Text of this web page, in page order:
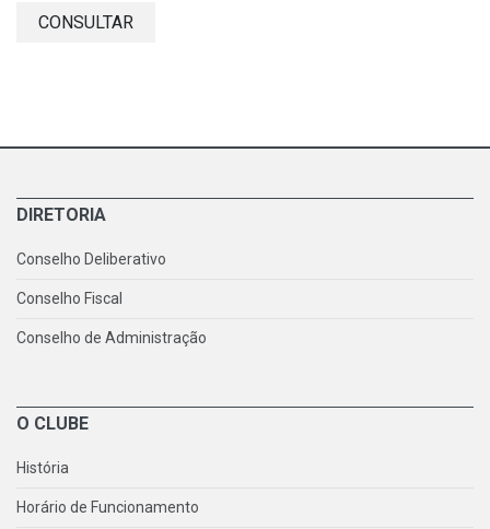
CONSULTAR
DIRETORIA
Conselho Deliberativo
Conselho Fiscal
Conselho de Administração
O CLUBE
História
Horário de Funcionamento